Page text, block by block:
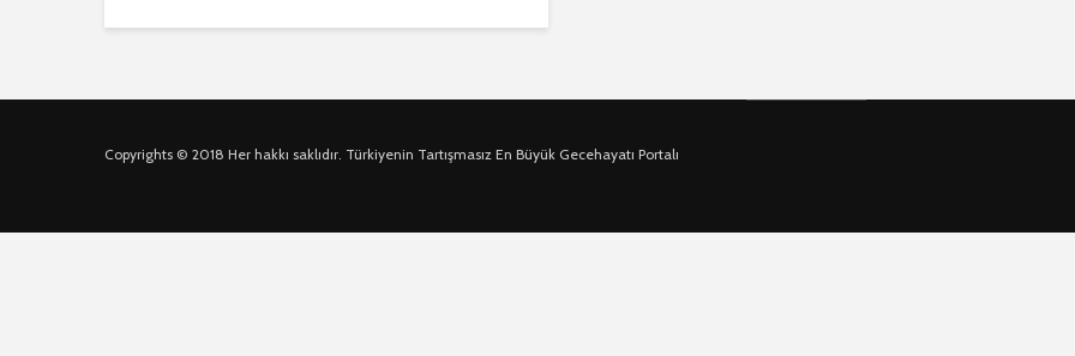
Copyrights © 2018 Her hakkı saklıdır. Türkiyenin Tartışmasız En Büyük Gecehayatı Portalı